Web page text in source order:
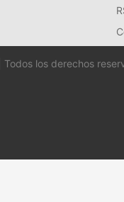
| Todos los derechos